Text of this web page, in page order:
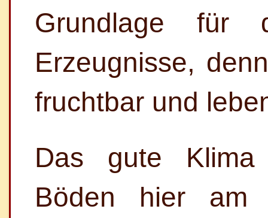
Grundlage für
Erzeugnisse,
fruchtbar und
Das gute
Böden hier am